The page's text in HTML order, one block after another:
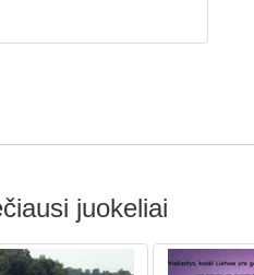
juokeliai